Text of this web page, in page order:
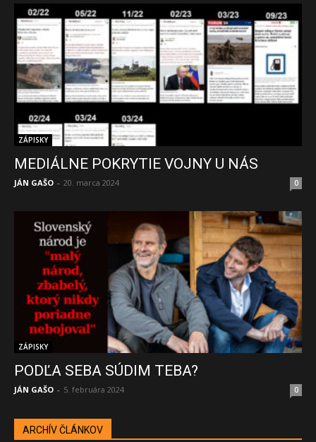
ZÁPISKY
MEDIÁLNE POKRYTIE VOJNY U NÁS
JÁN GAŠO - 20. marca 2024 0
ZÁPISKY
PODĽA SEBA SÚDIM TEBA?
JÁN GAŠO - 5. februára 2024 0
ARCHÍV ČLÁNKOV